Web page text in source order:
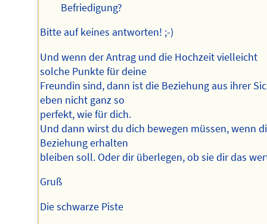
Befriedigung?
Bitte auf keines antworten! ;-)
Und wenn der Antrag und die Hochzeit vielleicht
solche Punkte für deine
Freundin sind, dann ist die Beziehung aus ihrer
eben nicht ganz so
perfekt, wie für dich.
Und dann wirst du dich bewegen müssen, wenn
Beziehung erhalten
bleiben soll. Oder dir überlegen, ob sie dir das
Gruß
Die schwarze Piste